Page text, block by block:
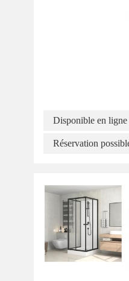
Disponible en ligne
Réservation